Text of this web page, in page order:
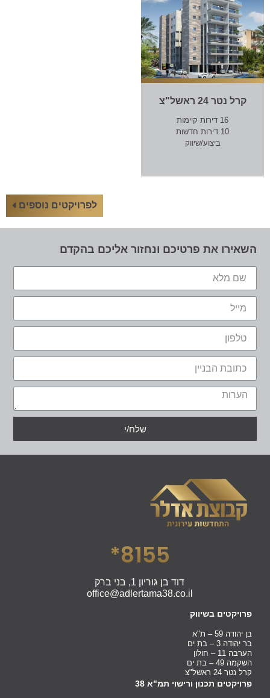
קרל נטר 24 ראשל"צ
16 דירות קיימות
10 דירות חדשות
ביצוע/שיווק
לפרויקטים נוספים
השאירו את פרטיכם ונחזור אליכם בהקדם
שלח/י
8155*
דוד בן גוריון 1, בני ברק
office@adlertama38.co.il
פרויקטים בשיווק
בן יהודה 59 – ת"א
בר יהודה 3 – בת ים
הערבה 11 – חולון
השקמה 49 – בת ים
קרל נטר 24 ראשל"צ
פרויקטים תכנון ורישוי תמ"א 38